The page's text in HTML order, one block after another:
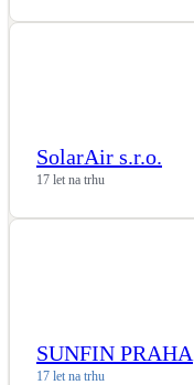
SolarAir s.r.o.
17 let na trhu
SUNFIN PRAHA
17 let na trhu